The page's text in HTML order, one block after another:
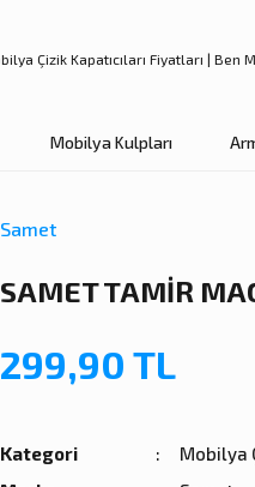
Mobilya Kulpları
Samet
SAMET TAMİR
299,90 TL
Kategori Mobilya